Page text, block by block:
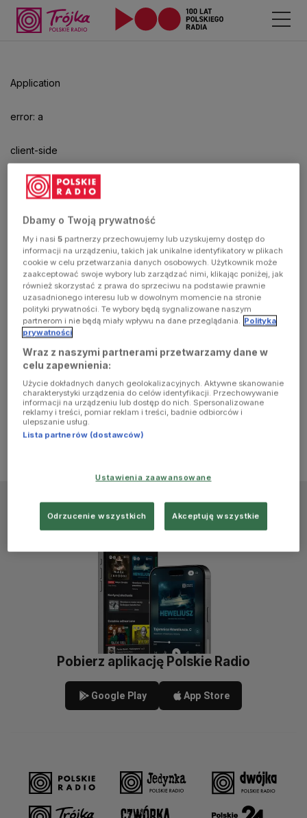
Application
error: a
client-side
exception
has
occurred
(see the
browser
console for
more
information)
Pobierz aplikację Polskie Radio
Google Play App Store
Dbamy o Twoją prywatność
My i nasi5 partnerzy przechowujemy lub uzyskujemy dostęp do
informacji na urządzeniu, takich jak unikalne identyfikatory w plikach
cookie w celu przetwarzania danych osobowych. Użytkownik może
zaakceptować swoje wybory lub zarządzać nimi, klikając poniżej, jak
również skorzystać z prawa do sprzeciwu na podstawie prawnie
uzasadnionego interesu lub w dowolnym momencie na stronie
polityki prywatności. Te wybory będą sygnalizowane naszym
partnerom i nie będą miały wpływu na dane przeglądania. Polityka
prywatności
Wraz z naszymi partnerami przetwarzamy dane w
celu zapewnienia:
Użycie dokładnych danych geolokalizacyjnych. Aktywne skanowanie
charakterystyki urządzenia do celów identyfikacji. Przechowywanie
informacji na urządzeniu lub dostęp do nich. Spersonalizowane
reklamy i treści, pomiar reklam i treści, badnie odbiorców i
ulepszanie usług.
Lista partnerów (dostawców)
Ustawienia zaawansowane
Odrzucenie wszystkich Akceptuję wszystkie